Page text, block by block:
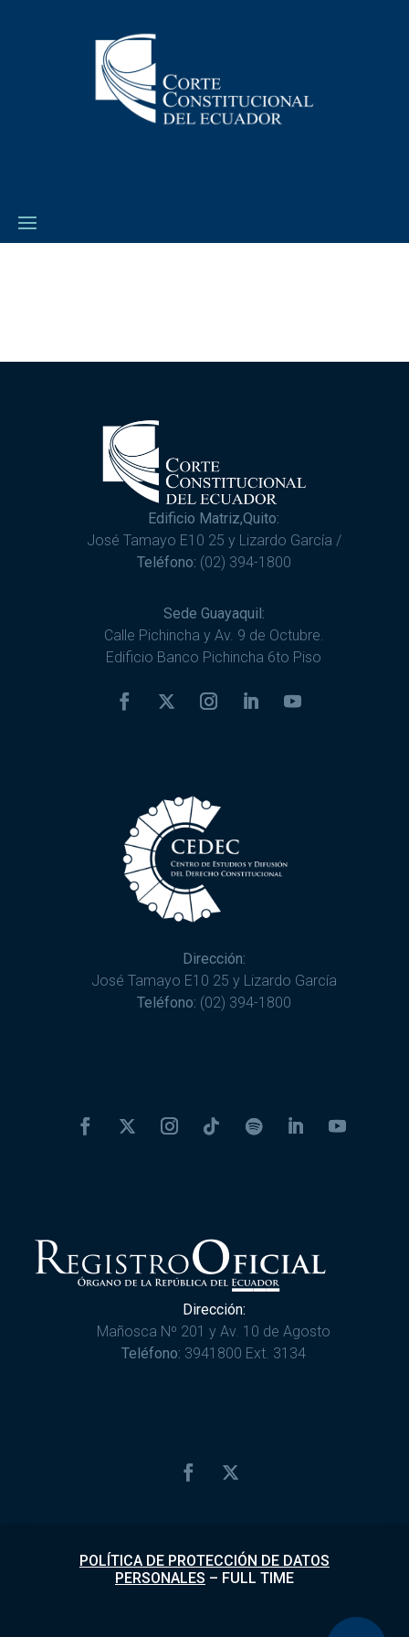
Edificio Matriz,Quito:
José Tamayo E10 25 y Lizardo García /
Teléfono: (02) 394-1800
Sede Guayaquil:
Calle Pichincha y Av. 9 de Octubre.
Edificio Banco Pichincha 6to Piso
Dirección:
José Tamayo E10 25 y Lizardo García
Teléfono: (02) 394-1800
Dirección:
Mañosca Nº 201 y Av. 10 de Agosto
Teléfono: 3941800 Ext. 3134
POLÍTICA DE PROTECCIÓN DE DATOS
PERSONALES – FULL TIME